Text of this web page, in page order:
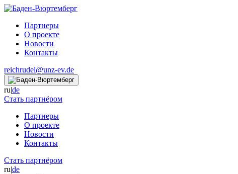
Партнеры
О проекте
Новости
Контакты
reichrudel@unz-ev.de
ru|de
Стать партнёром
Партнеры
О проекте
Новости
Контакты
Стать партнёром
ru|de